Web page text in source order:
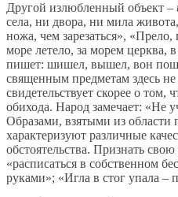
Другой излюбленный объект –
села, ни двора, ни мила
ножа, чем зарезаться»,
море летело, за морем церква,
пишет: шишел, вышел, вон
священным предметам здесь не
свидетельствует скорее о
обихода. Народ замечает: «Не
Образами, взятыми из области
характеризуют различные
обстоятельства. Признать
«расписаться в собственном
руками»; «Игла в стог упала –